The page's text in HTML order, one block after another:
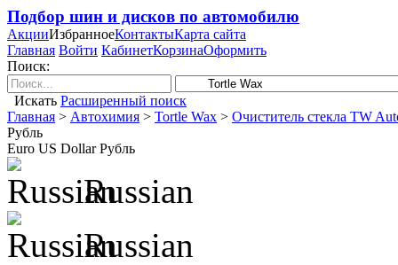
Подбор шин и дисков по автомобилю
АкцииИзбранноеКонтактыКарта сайта
Главная Войти КабинетКорзинаОформить
Поиск:
Искать Расширенный поиск
Главная > Автохимия > Tortle Wax > Очиститель стекла TW
Рубль
Euro US Dollar Рубль
Russian
Russian